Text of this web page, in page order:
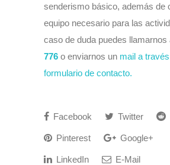
senderismo básico, además de
equipo necesario para las
caso de duda puedes llamarnos
776 o enviarnos un mail a
formulario de contacto.
Facebook Twitter
Pinterest Google+
LinkedIn E-Mail